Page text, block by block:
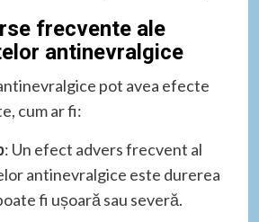
frecvente ale
antinevralgice
pot avea efecte
cum ar fi:
: Un efect advers frecvent al
antinevralgice este durerea
fi ușoară sau severă.